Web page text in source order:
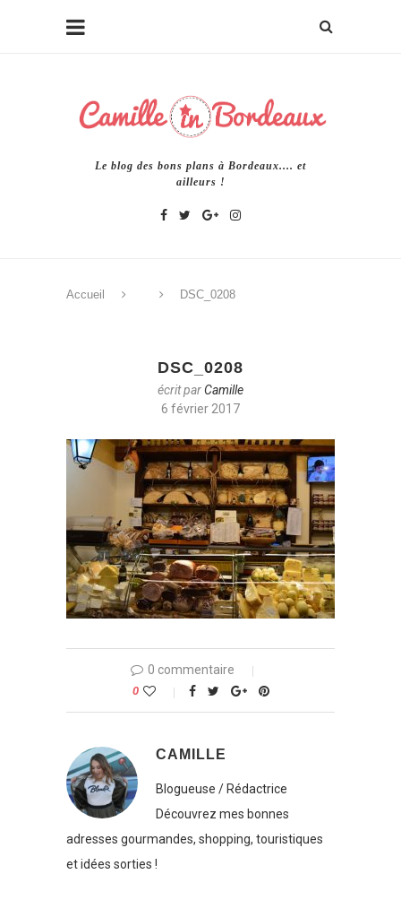
Le blog des bons plans à Bordeaux.... et
ailleurs !
Accueil DSC_0208
DSC_0208
écrit parCamille
6 février 2017
0 commentaire
0
CAMILLE
Blogueuse / Rédactrice
Découvrez mes bonnes
adresses gourmandes, shopping, touristiques
et idées sorties !